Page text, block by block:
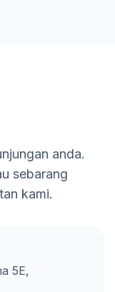
anda.
sebarang
kami.
5E,